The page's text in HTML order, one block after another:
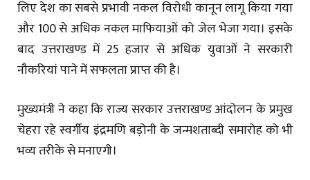
लिए देश का सबसे प्रभावी नकल विरोधी कानून लागू किया गया
और 100 से अधिक नकल माफियाओं को जेल भेजा गया। इसके
बाद उत्तराखण्ड में 25 हजार से अधिक युवाओं ने सरकारी
नौकरियां पाने में सफलता प्राप्त की है।
मुख्यमंत्री ने कहा कि राज्य सरकार उत्तराखण्ड आंदोलन के प्रमुख
चेहरा रहे स्वर्गीय इंद्रमणि बड़ोनी के जन्मशताब्दी समारोह को भी
भव्य तरीके से मनाएगी।